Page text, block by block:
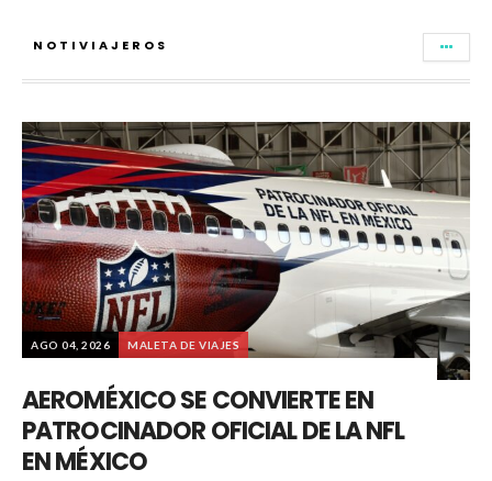
NOTIVIAJEROS
AGO 04, 2026 MALETA DE VIAJES
AEROMÉXICO SE CONVIERTE EN
PATROCINADOR OFICIAL DE LA NFL
EN MÉXICO